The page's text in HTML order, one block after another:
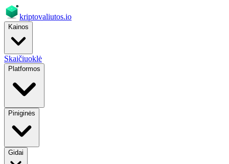
kriptovaliutos.io
Kainos
Skaičiuoklė
Platformos
Piniginės
Gidai